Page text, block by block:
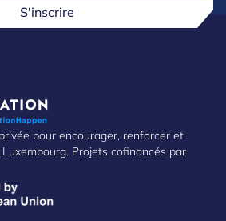
S'inscrire
pour encourager, renforcer et
Projets cofinancés par